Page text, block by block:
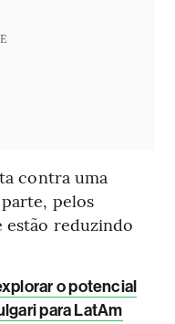
contra uma
pelos
estão reduzindo
o potencial
para LatAm